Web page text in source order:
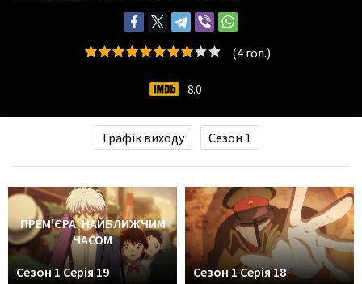
(4гол.)
8.0
Графік виходу Сезон 1
ПРЕМ'ЄРА. НАЙБЛИЖЧИМ
ЧАСОМ
Сезон 1 Серія 19
Сезон 1 Серія 18